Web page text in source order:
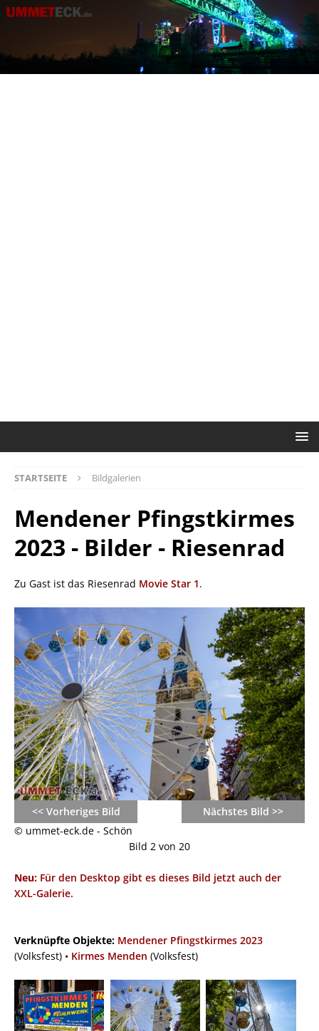
STARTSEITE Bildgalerien
Mendener Pfingstkirmes
2023 - Bilder - Riesenrad
Zu Gast ist das Riesenrad Movie Star 1.
<< Vorheriges Bild
Nächstes Bild >>
© ummet-eck.de - Schön
Bild 2 von 20
Neu: Für den Desktop gibt es dieses Bild jetzt auch der
XXL-Galerie.
Verknüpfte Objekte: Mendener Pfingstkirmes 2023
(Volksfest) • Kirmes Menden (Volksfest)